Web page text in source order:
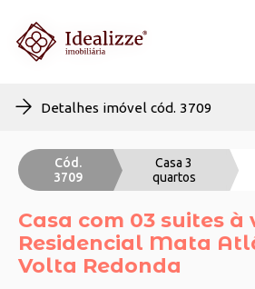
Detalhes imóvel cód. 3709
Cód.
3709
Casa 3
quartos
Casa com 03 suites à
Residencial Mata
Volta Redonda